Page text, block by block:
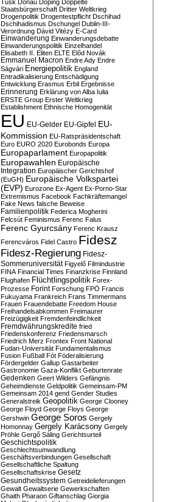
Tusk Donau Doping Doppelte
Staatsbürgerschaft Dritter Weltkrieg
Drogenpolitik Drogentestpflicht Dschihad
Dschihadismus Dschungel Dublin-III-
Verordnung Dávid Vitézy E-Card
Einwanderung Einwanderungsdebatte
Einwanderungspolitik Einzelhandel
Elisabeth II. Eliten ELTE Előd Novák
Emmanuel Macron Endre Ady Endre
Ságvári Energiepolitik England
Entradikalisierung Entschädigung
Entwicklung Erasmus Erbil Ergebnisse
Erinnerung Erklärung von Alba Iulia
ERSTE Group Erster Weltkrieg
Establishment Ethnische Homogenität
EU EU-Gelder EU-Gipfel EU-
Kommission EU-Ratspräsidentschaft
Euro EURO 2020 Eurobonds Europa
Europaparlament Europapolitik
Europawahlen Europäische
Integration Europäischer Gerichtshof
(EuGH) Europäische Volkspartei
(EVP) Eurozone Ex-Agent Ex-Porno-Star
Extremismus Facebook Fachkräftemangel
Fake News falsche Beweise
Familienpolitik Federica Mogherini
Felcsút Feminismus Ferenc Falus
Ferenc Gyurcsány Ferenc Krausz
Ferencváros Fidel Castro Fidesz
Fidesz-Regierung Fidesz-
Sommeruniversität Figyelő Filmindustrie
FINA Financial Times Finanzkrise Finnland
Flughafen Flüchtlingspolitik Forex-
Prozesse Forint Forschung FPÖ Francis
Fukuyama Frankreich Frans Timmermans
Frauen Frauendebatte Freedom House
Freihandelsabkommen Freimaurer
Freizügigkeit Fremdenfeindlichkeit
Fremdwährungskredite fried
Friedenskonferenz Friedensmarsch
Friedrich Merz Frontex Front National
Fudan-Universität Fundamentalismus
Fusion Fußball Fót Föderalisierung
Fördergelder Gallup Gastarbeiter
Gastronomie Gaza-Konflikt Geburtenrate
Gedenken Geert Wilders Gefängnis
Geheimdienste Geldpolitik Gemeinsam-PM
Gemeinsam 2014 gend Gender Studies
Generalstreik Geopolitik George Clooney
George Floyd George Floys George
Gershwin George Soros Gergely
Homonnay Gergely Karácsony Gergely
Pröhle Gergő Sáling Gerichtsurteil
Geschichtspolitik
Geschlechtsumwandlung
Geschäftsverbindungen Gesellschaft
Gesellschaftliche Spaltung
Gesellschaftskrise Gesetz
Gesundheitssystem Getreidelieferungen
Gewalt Gewaltserie Gewerkschaften
Ghaith Pharaon Giftanschlag Giorgia